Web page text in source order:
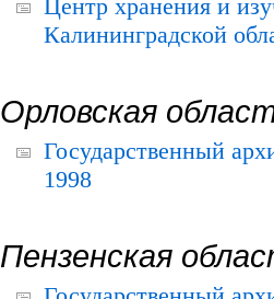
Центр хранения и
Калининградской
Орловская
Государственный
1998
Пензенская